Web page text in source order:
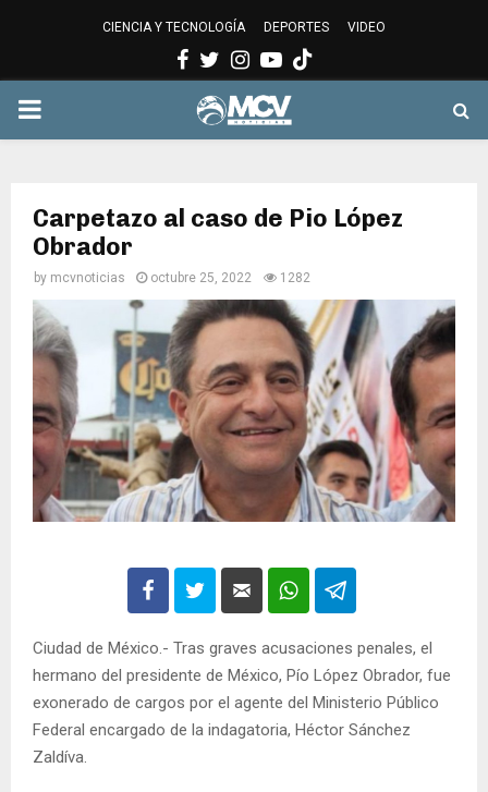
CIENCIA Y TECNOLOGÍA DEPORTES VIDEO
Facebook
Twitter
Instagram
Youtube
PRIMARY
Carpetazo al caso de Pio López
Obrador
by mcvnoticias octubre 25, 2022 1282
Ciudad de México.- Tras graves acusaciones penales, el
hermano del presidente de México, Pío López Obrador, fue
exonerado de cargos por el agente del Ministerio Público
Federal encargado de la indagatoria, Héctor Sánchez
Zaldíva.